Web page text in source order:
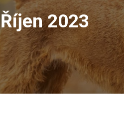
Říjen 2023